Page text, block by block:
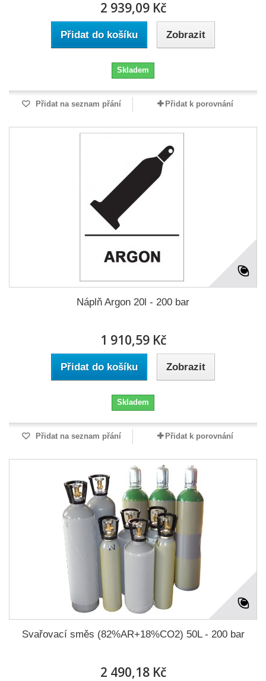
2 939,09 Kč
Přidat do košíku Zobrazit
Skladem
Přidat na seznam přání Přidat k porovnání
Náplň Argon 20l - 200 bar
1 910,59 Kč
Přidat do košíku Zobrazit
Skladem
Přidat na seznam přání Přidat k porovnání
Svařovací směs (82%AR+18%CO2) 50L - 200 bar
2 490,18 Kč